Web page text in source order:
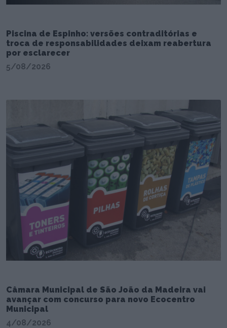
Piscina de Espinho: versões contraditórias e
troca de responsabilidades deixam reabertura
por esclarecer
5/08/2026
Câmara Municipal de São João da Madeira vai
avançar com concurso para novo Ecocentro
Municipal
4/08/2026